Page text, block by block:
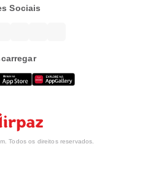
Sociais
Todos os direitos reservados.